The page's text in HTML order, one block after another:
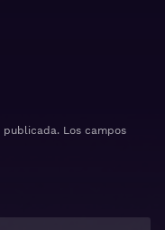
publicada. Los campos